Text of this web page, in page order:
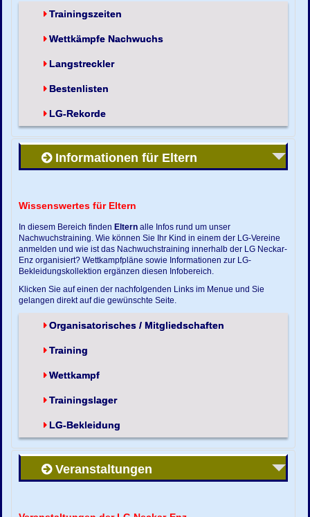
Trainingszeiten
Wettkämpfe Nachwuchs
Langstreckler
Bestenlisten
LG-Rekorde
Informationen für Eltern
Wissenswertes für Eltern
In diesem Bereich finden Eltern alle Infos rund um unser
Nachwuchstraining. Wie können Sie Ihr Kind in einem der LG-Vereine
anmelden und wie ist das Nachwuchstraining innerhalb der LG Neckar-
Enz organisiert? Wettkampfpläne sowie Informationen zur LG-
Bekleidungskollektion ergänzen diesen Infobereich.
Klicken Sie auf einen der nachfolgenden Links im Menue und Sie
gelangen direkt auf die gewünschte Seite.
Organisatorisches / Mitgliedschaften
Training
Wettkampf
Trainingslager
LG-Bekleidung
Veranstaltungen